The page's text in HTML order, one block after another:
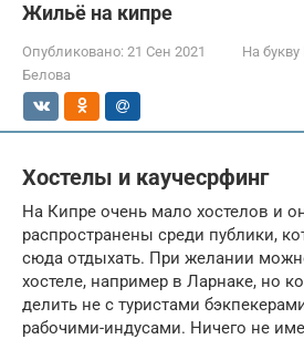
Жильё на кипре
Опубликовано: 21 Сен 2021 На букву
Белова
Хостелы и каучесрфинг
На Кипре очень мало хостелов и
распространены среди публики,
сюда отдыхать. При желании
хостеле, например в Ларнаке, но
делить не с туристами
рабочими-индусами. Ничего не